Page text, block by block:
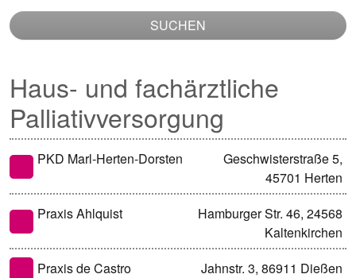
SUCHEN
Haus- und fachärztliche
Palliativversorgung
PKD Marl-Herten-Dorsten
Geschwisterstraße 5,
45701 Herten
Praxis Ahlquist
Hamburger Str. 46, 24568
Kaltenkirchen
Praxis de Castro
Jahnstr. 3, 86911 Dießen